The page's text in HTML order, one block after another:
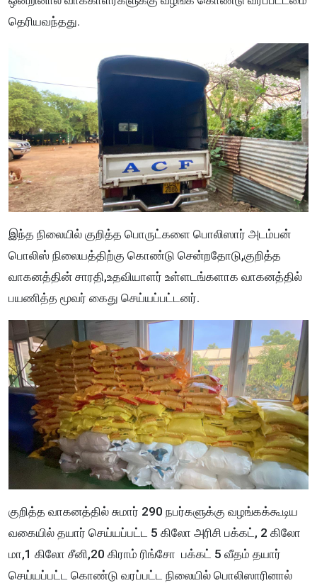
தெரியவந்தது.
இந்த நிலையில் குறித்த பொருட்களை பொலிஸார் அடம்பன்
பொலிஸ் நிலையத்திற்கு கொண்டு சென்றதோடு,குறித்த
வாகனத்தின் சாரதி,உதவியாளர் உள்ளடங்களாக வாகனத்தில்
பயணித்த மூவர் கைது செய்யப்பட்டனர்.
குறித்த வாகனத்தில் சுமார் 290 நபர்களுக்கு வழங்கக்கூடிய
வகையில் தயார் செய்யப்பட்ட 5 கிலோ அரிசி பக்கட், 2 கிலோ
மா,1 கிலோ சீனி,20 கிராம் ரிங்சோ பக்கட் 5 வீதம் தயார்
செய்யப்பட்ட கொண்டு வரப்பட்ட நிலையில் பொலிஸாரினால்